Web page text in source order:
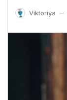
Viktoriya —